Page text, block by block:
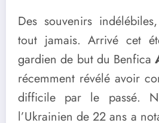
Des souvenirs
tout jamais. Arrivé cet
gardien de but du Benfica
récemment révélé avoir
difficile par le passé.
l’Ukrainien de 22 ans a